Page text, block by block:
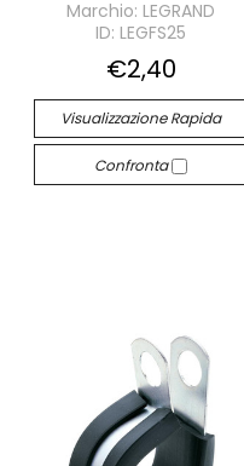
Marchio: LEGRAND
ID: LEGFS25
€2,40
Visualizzazione Rapida
Confronta